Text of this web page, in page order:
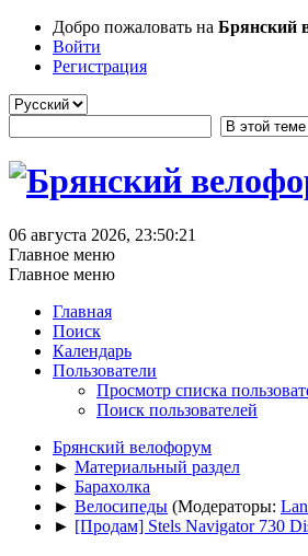
Добро пожаловать на Брянский
Войти
Регистрация
06 августа 2026, 23:50:21
Главное меню
Главное меню
Главная
Поиск
Календарь
Пользователи
Просмотр списка
Поиск пользователей
Брянский велофорум
► Материальный раздел
► Барахолка
► Велосипеды (Модераторы:
► [Продам] Stels Navigator 730